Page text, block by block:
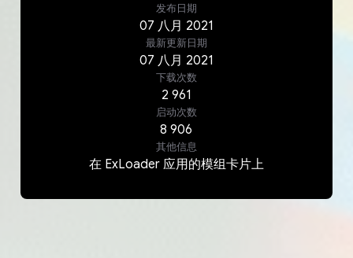
发布日期
07 八月 2021
最新更新日期
07 八月 2021
下载次数
2 961
启动次数
8 906
其他信息
在 ExLoader 应用的模组卡片上